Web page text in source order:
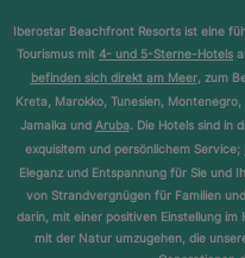
Iberostar Beachfront Resorts ist eine
Tourismus mit 4- und 5-Sterne-Hotels
befinden sich direkt am Meer, zum
Kreta, Marokko, Tunesien, Montenegro,
Jamaika und Aruba. Die Hotels sind in
exquisitem und persönlichem Service;
Eleganz und Entspannung für Sie und
von Strandvergnügen für Familien
darin, mit einer positiven Einstellung
mit der Natur umzugehen, die